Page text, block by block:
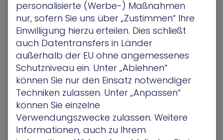
Fallstudie ansehen
personalisierte (Werbe-) Maßnahmen
nur, sofern Sie uns über „Zustimmen“ Ihre
Einwilligung hierzu erteilen. Dies schließt
auch Datentransfers in Länder
außerhalb der EU ohne angemessenes
Schutzniveau ein. Unter „Ablehnen“
können Sie nur den Einsatz notwendiger
Techniken zulassen. Unter „Anpassen“
können Sie einzelne
Verwendungszwecke zulassen. Weitere
Informationen, auch zu Ihrem